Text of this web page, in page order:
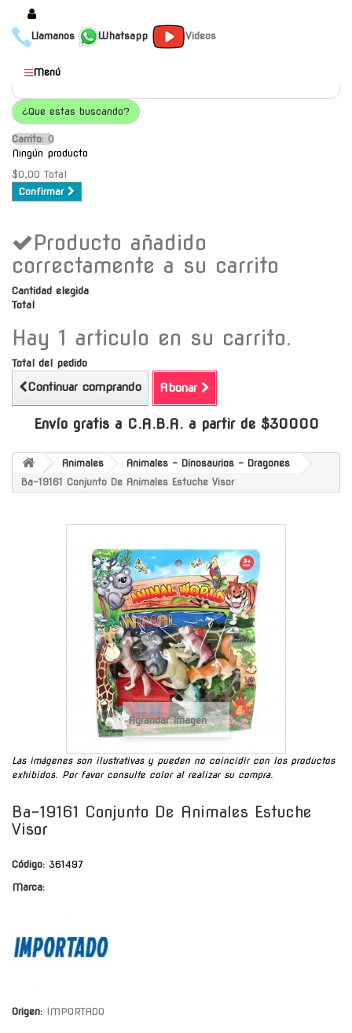
Llamanos Whatsapp Videos
Productos
Populares
Categorías
Marcas
Mayoristas
Contacto
Envío gratis a C.A.B.A. a
partir de $30000
Menú
¿Que estas buscando?
Carrito: O
Ningún producto
$0,00 Total
Confirmar
Producto añadido
correctamente a su carrito
Cantidad elegida
Total
Hay 1 articulo en su carrito.
Total del pedido
Continuar comprando Abonar
Envío gratis a C.A.B.A. a partir de $30000
Animales
Animales - Dinosaurios - Dragones
Ba-19161 Conjunto De Animales Estuche Visor
Agrandar Imagen
Las imágenes son ilustrativas y pueden no coincidir con los productos
exhibidos. Por favor consulte color al realizar su compra.
Ba-19161 Conjunto De Animales Estuche
Visor
Código: 361497
Marca:
Origen: IMPORTADO